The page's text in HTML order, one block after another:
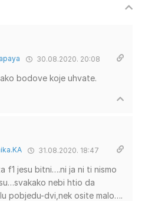
30.08.2020. 20:08
bodove koje uhvate.
31.08.2020. 18:47
f1 jesu bitni….ni ja ni ti nismo
nebi htio da
pobjedu-dvi,nek osite malo….